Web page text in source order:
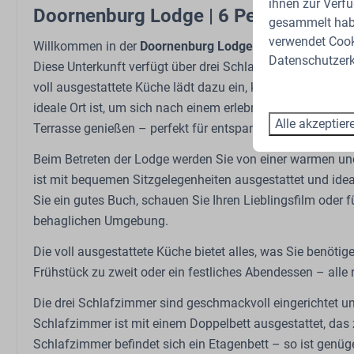
Extraktor
Küchengeräte
Kombi-Ofen
Schlafzimmer
Etagenbett: 1
Einzelbett: 2
Garderobe
Bettzeug
Garten
Sport und Aktivitäten
Ladestation für Elektroautos
Abstellen von Fahrrädern
Ladestation für Elektrofahrräder
Freibad
Doornenburg Lodge | 6 Personen
Willkommen in der Doornenburg Lodge
– ein herrliches
Diese Unterkunft verfügt über drei Schlafzimmer, ein
voll ausgestattete Küche lädt dazu ein, köstliche
ideale Ort ist, um sich nach einem erlebnisreichen Tag zu
Terrasse genießen – perfekt für entspannte Momente an
Beim Betreten der Lodge werden Sie von einer warmen
ist mit bequemen Sitzgelegenheiten ausgestattet und
Sie ein gutes Buch, schauen Sie Ihren Lieblingsfilm oder
behaglichen Umgebung.
Die voll ausgestattete Küche bietet alles, was Sie
Frühstück zu zweit oder ein festliches Abendessen –
Die drei Schlafzimmer sind geschmackvoll eingerichtet
Schlafzimmer ist mit einem Doppelbett ausgestattet,
Schlafzimmer befindet sich ein Etagenbett – so ist
ihnen zur
gesammelt
verwendet
Alle